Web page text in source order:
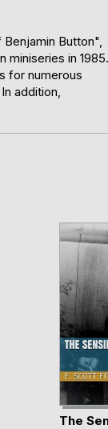
Button",
miniseries in 1985.
for numerous
addition,
The